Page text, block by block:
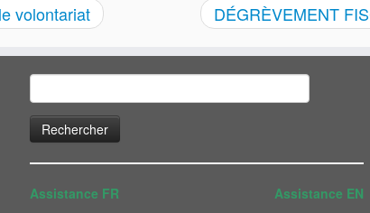
volontariat DÉGRÈVEMENT
Assistance FR Assistance EN